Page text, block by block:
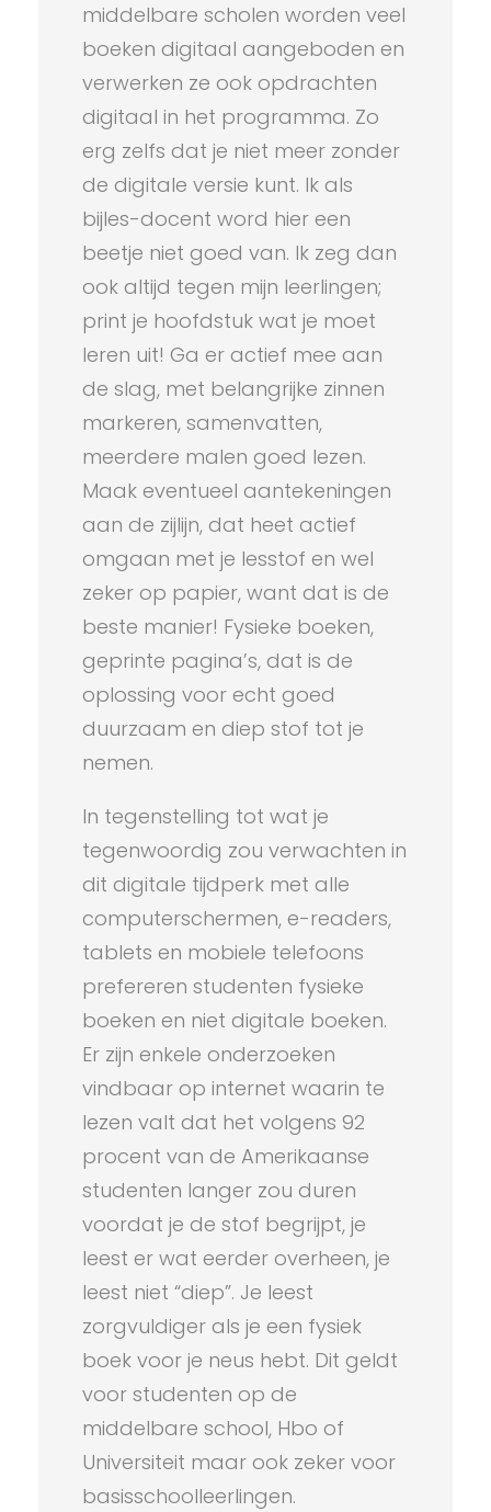
middelbare scholen worden veel
boeken digitaal aangeboden en
verwerken ze ook opdrachten
digitaal in het programma. Zo
erg zelfs dat je niet meer zonder
de digitale versie kunt. Ik als
bijles-docent word hier een
beetje niet goed van. Ik zeg dan
ook altijd tegen mijn leerlingen;
print je hoofdstuk wat je moet
leren uit! Ga er actief mee aan
de slag, met belangrijke zinnen
markeren, samenvatten,
meerdere malen goed lezen.
Maak eventueel aantekeningen
aan de zijlijn, dat heet actief
omgaan met je lesstof en wel
zeker op papier, want dat is de
beste manier! Fysieke boeken,
geprinte pagina’s, dat is de
oplossing voor echt goed
duurzaam en diep stof tot je
nemen.
In tegenstelling tot wat je
tegenwoordig zou verwachten in
dit digitale tijdperk met alle
computerschermen, e-readers,
tablets en mobiele telefoons
prefereren studenten fysieke
boeken en niet digitale boeken.
Er zijn enkele onderzoeken
vindbaar op internet waarin te
lezen valt dat het volgens 92
procent van de Amerikaanse
studenten langer zou duren
voordat je de stof begrijpt, je
leest er wat eerder overheen, je
leest niet “diep”. Je leest
zorgvuldiger als je een fysiek
boek voor je neus hebt. Dit geldt
voor studenten op de
middelbare school, Hbo of
Universiteit maar ook zeker voor
basisschoolleerlingen.